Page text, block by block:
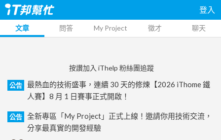
登入
文章 問答 My Project 徵才 聊天
按讚加入 iThelp 粉絲團追蹤
公告
最熱血的技術盛事，連續 30 天的修煉【2026 iThome 鐵
人賽】8 月 1 日賽事正式開啟！
公告
全新專區「My Project」正式上線！邀請你用技術交流，
分享最真實的開發經驗